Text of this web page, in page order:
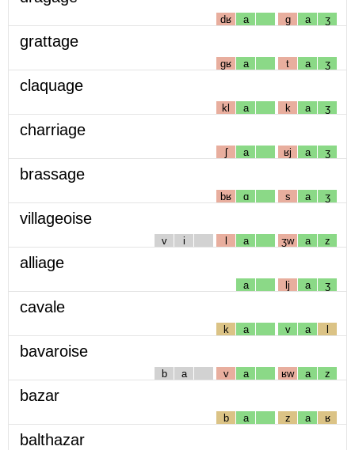
dʁ a g a ʒ
grattage
gʁ a t a ʒ
claquage
kl a k a ʒ
charriage
ʃ a ʁj a ʒ
brassage
bʁ ɑ s a ʒ
villageoise
v i l a ʒw a z
alliage
a lj a ʒ
cavale
k a v a l
bavaroise
b a v a ʁw a z
bazar
b a z a ʁ
balthazar